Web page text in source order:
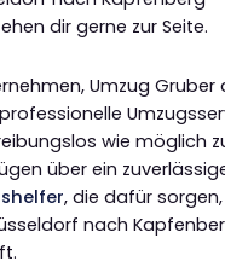
dir gerne zur Seite.
Umzug Gruber
wie möglich
über ein
, die dafür
nach